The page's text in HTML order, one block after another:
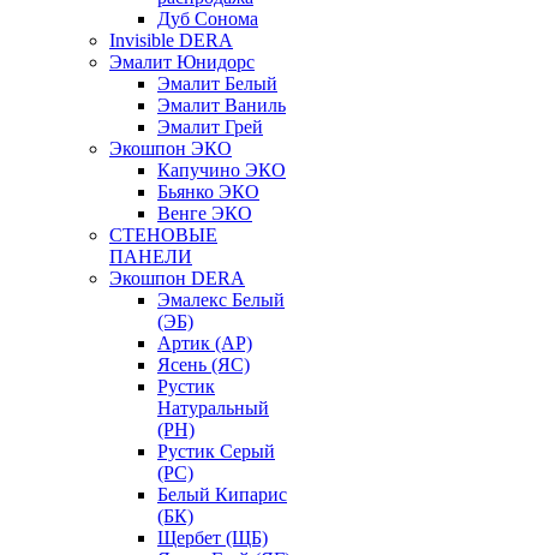
Дуб Сонома
Invisible DERA
Эмалит Юнидорс
Эмалит Белый
Эмалит Ваниль
Эмалит Грей
Экошпон ЭКО
Капучино ЭКО
Бьянко ЭКО
Венге ЭКО
СТЕНОВЫЕ
ПАНЕЛИ
Экошпон DERA
Эмалекс Белый
(ЭБ)
Артик (АР)
Ясень (ЯС)
Рустик
Натуральный
(РН)
Рустик Серый
(РС)
Белый Кипарис
(БК)
Щербет (ЩБ)